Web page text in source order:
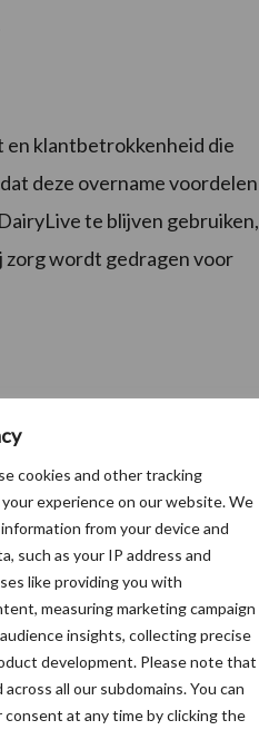
cookies and other tracking
experience on our website. We
from your device and
such as your IP address and
like providing you with
measuring marketing campaign
insights, collecting precise
development. Please note that
all our subdomains. You can
at any time by clicking the
klantbetrokkenheid die
deze overname voordelen
te blijven gebruiken,
zorg wordt gedragen voor
proces van het
rapportages en
kijkt ernaar uit om
wereld.